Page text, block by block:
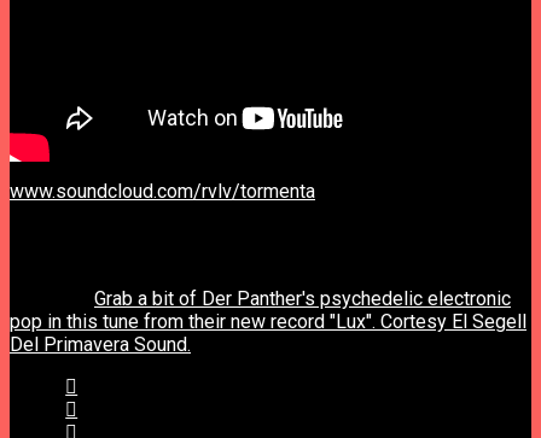
www.soundcloud.com/rvlv/tormenta
Grab a bit of Der Panther's psychedelic electronic
pop in this tune from their new record "Lux". Cortesy El Segell
Del Primavera Sound.